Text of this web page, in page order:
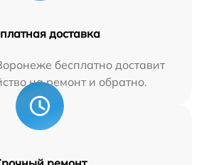
доставка
бесплатно доставит
на ремонт и обратно.